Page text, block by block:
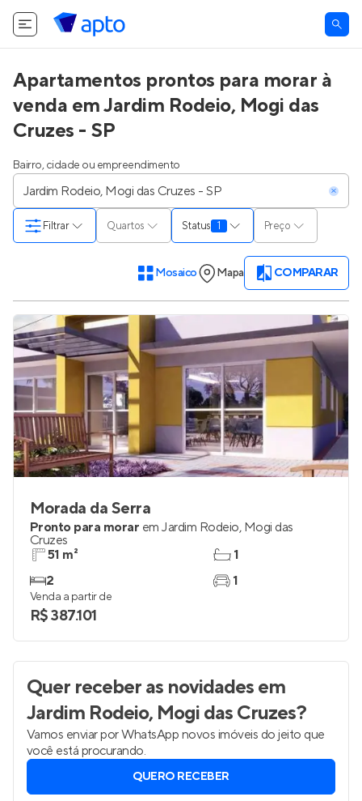
Apartamentos prontos para morar à
venda em Jardim Rodeio, Mogi das
Cruzes - SP
Bairro, cidade ou empreendimento
Quartos Status 1 Preço
Filtrar
Mosaico Mapa COMPARAR
Morada da Serra
Pronto para morar em Jardim Rodeio, Mogi das
Cruzes
51 m²
2
1
1
Venda a partir de
R$ 387.101
Quer receber as novidadesem
Jardim Rodeio, Mogi das Cruzes?
Vamos enviar por WhatsApp novos imóveis do jeito que
você está procurando.
QUERO RECEBER